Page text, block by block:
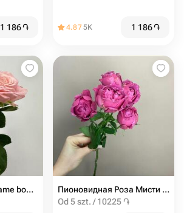
1 186֏ 4.875K 1 186֏
Róża piwonia Madame bombastic od 9SZT
Пионовидная Роза Мисти баблс от 5шт
Od 5 szt. / 10225 ֏